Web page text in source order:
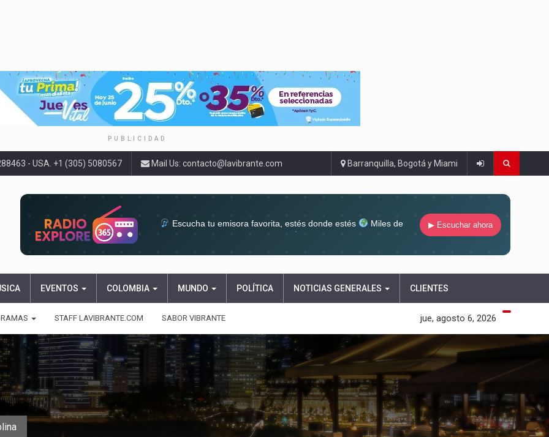
PUBLICIDAD
- USA. +1 (305) 5080567 Mail Us: contacto@lavibrante.com Barranquilla, Bogotá y Miami
Escucha tu emisora favorita, estés donde estés
Miles de
▶ Escuchar ahora
EVENTOS COLOMBIA MUNDO POLÍTICA NOTICIAS GENERALES CLIENTES
STAFF LAVIBRANTE.COM SABOR VIBRANTE jue, agosto 6, 2026